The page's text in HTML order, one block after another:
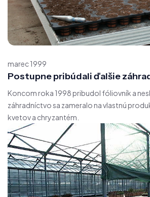
marec 1999
Postupne pribúdali ďalšie
Koncom roka 1998 pribudol fóliovník a
záhradníctvo sa zameralo na vlastnú
kvetov a chryzantém.